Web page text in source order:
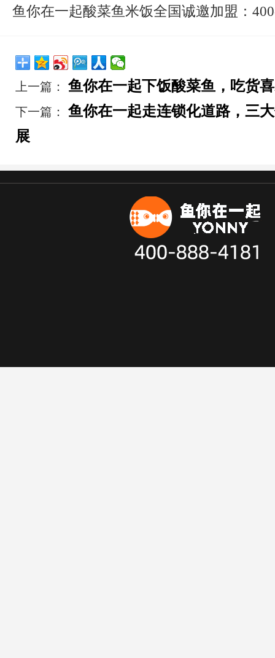
鱼你在一起酸菜鱼米饭全国诚邀加盟：
上一篇： 鱼你在一起下饭酸菜鱼，吃货
下一篇：
鱼你在一起走连锁化道路，三
展